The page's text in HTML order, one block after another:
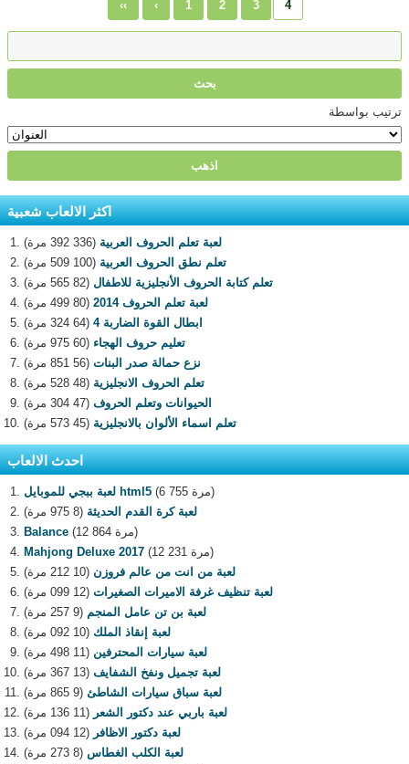
‹‹ ‹ 1 2 3 4
ترتيب بواسطة
اكثر الالعاب شعبية
لعبة تعلم الحروف العربية (336 392 مرة)
تعلم نطق الحروف العربية (100 509 مرة)
تعلم كتابة الحروف الأنجليزية للاطفال (82 565 مرة)
لعبة تعلم الحروف 2014
(80 499 مرة)
ابطال القوة الضاربة 4
(64 324 مرة)
تعليم حروف الهجاء (60 975 مرة)
نزع حمالة صدر البنات (56 851 مرة)
تعلم الحروف الانجليزية (48 528 مرة)
الحيوانات وتعلم الحروف (47 304 مرة)
تعلم اسماء الألوان بالانجليزية (45 573 مرة)
احدث الالعاب
لعبة ببجي للموبايل html5
(6 755 مرة)
لعبة كرة القدم الحديثة (8 975 مرة)
Balance
(12 864 مرة)
Mahjong Deluxe 2017
(12 231 مرة)
لعبة من انت من عالم فروزن (10 212 مرة)
لعبة تنظيف غرفة الاميرات الصغيرات (12 099 مرة)
لعبة بن تن عامل المنجم (9 257 مرة)
لعبة إنقاذ الملك (10 092 مرة)
لعبة سيارات المحترفين (11 498 مرة)
لعبة تجميل ونفخ الشفايف (13 367 مرة)
لعبة سباق سيارات الشاطئ (9 865 مرة)
لعبة باربي عند دكتور الشعر (11 136 مرة)
لعبة دكتور الاظافر (12 094 مرة)
لعبة الكلب الغطاس (8 273 مرة)